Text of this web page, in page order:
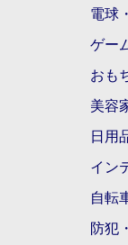
電球
ゲー
おも
美容
日用
イン
自転
防犯